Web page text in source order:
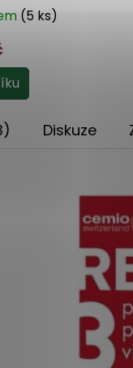
(5 ks)
Diskuze